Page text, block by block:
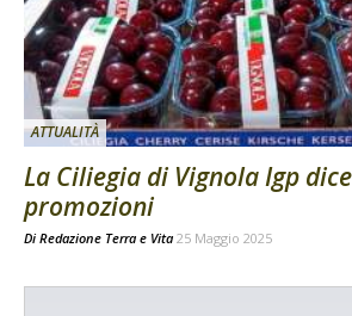
ATTUALITÀ
La Ciliegia di Vignola Igp
promozioni
Di Redazione Terra e Vita 25 Maggio 2025